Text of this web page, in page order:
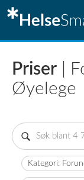
Priser |
Øyelege
Kategori: